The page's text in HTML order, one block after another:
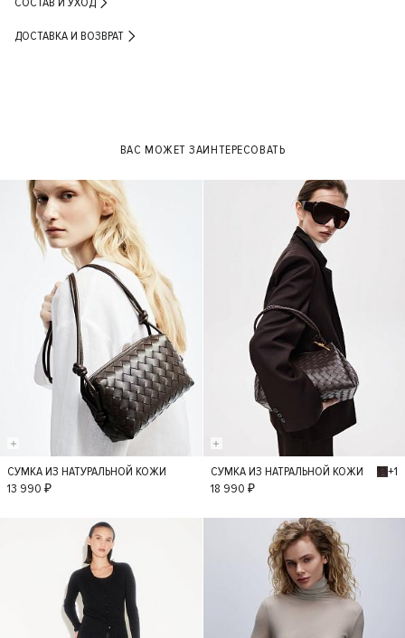
ДОСТАВКА И ВОЗВРАТ
ВАС МОЖЕТ ЗАИНТЕРЕСОВАТЬ
S
СУМКА ИЗ НАТУРАЛЬНОЙ КОЖИ
13 990 ₽
S
СУМКА ИЗ НАТРАЛЬНОЙ КОЖИ
+1
18 990 ₽